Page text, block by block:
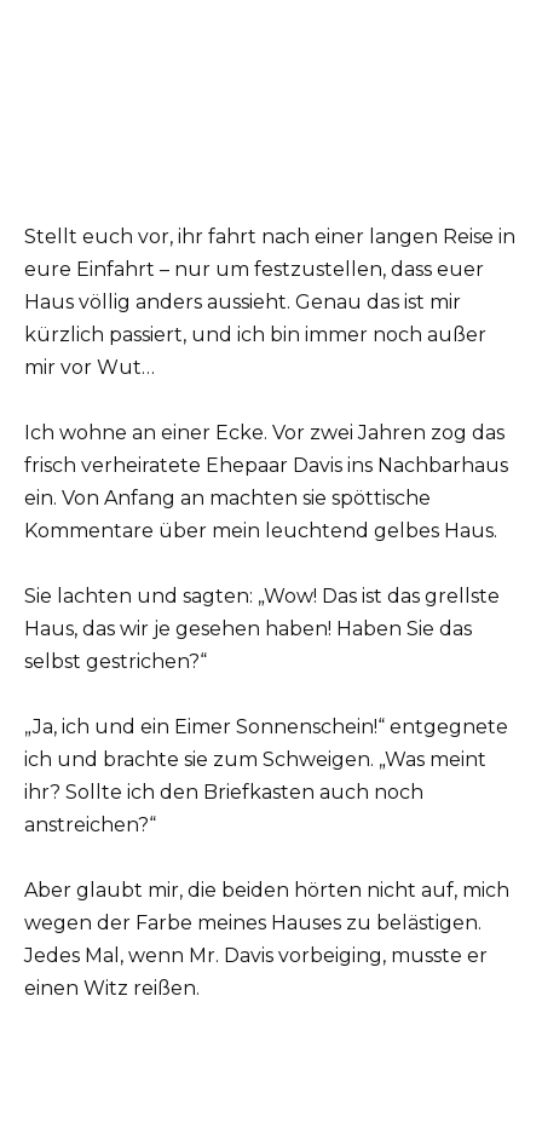
Stellt euch vor, ihr fahrt nach einer langen Reise in
eure Einfahrt – nur um festzustellen, dass euer
Haus völlig anders aussieht. Genau das ist mir
kürzlich passiert, und ich bin immer noch außer
mir vor Wut…
Ich wohne an einer Ecke. Vor zwei Jahren zog das
frisch verheiratete Ehepaar Davis ins Nachbarhaus
ein. Von Anfang an machten sie spöttische
Kommentare über mein leuchtend gelbes Haus.
Sie lachten und sagten: „Wow! Das ist das grellste
Haus, das wir je gesehen haben! Haben Sie das
selbst gestrichen?“
„Ja, ich und ein Eimer Sonnenschein!“ entgegnete
ich und brachte sie zum Schweigen. „Was meint
ihr? Sollte ich den Briefkasten auch noch
anstreichen?“
Aber glaubt mir, die beiden hörten nicht auf, mich
wegen der Farbe meines Hauses zu belästigen.
Jedes Mal, wenn Mr. Davis vorbeiging, musste er
einen Witz reißen.